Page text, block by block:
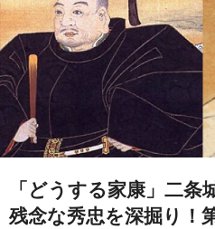
「どうする家康」二条
残念な秀忠を深掘り！